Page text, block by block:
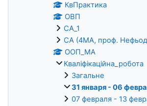
КвПрактика
ОВП
СА_1
СА (4МА, проф.
ООП_МА
Кваліфікаційна_робота
Загальне
31 января - 06
07 февраля - 13